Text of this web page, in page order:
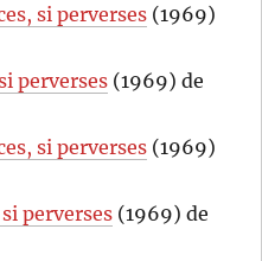
si perverses (1969)
perverses (1969) de
si perverses (1969)
perverses (1969) de